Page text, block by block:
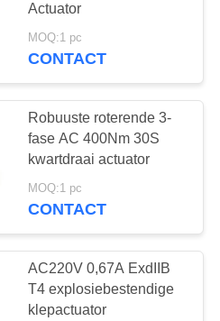
Actuator
MOQ:1 pc
CONTACT
Robuuste roterende 3-
fase AC 400Nm 30S
kwartdraai actuator
MOQ:1 pc
CONTACT
AC220V 0,67A ExdIIB
T4 explosiebestendige
klepactuator